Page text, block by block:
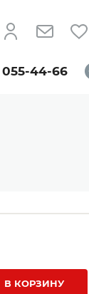
055-44-66
В КОРЗИНУ